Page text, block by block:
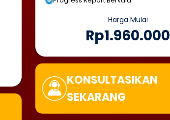
Harga Mulai
Rp1.960.000
KONSULTASIKAN
SEKARANG